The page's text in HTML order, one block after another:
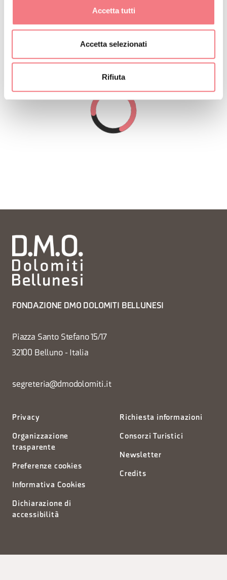
Accetta tutti
Accetta selezionati
Rifiuta
FONDAZIONE DMO DOLOMITI BELLUNESI
Piazza Santo Stefano 15/17
32100 Belluno - Italia
segreteria@dmodolomiti.it
Privacy
Organizzazione
trasparente
Preferenze cookies
Informativa Cookies
Dichiarazione di
accessibilità
Richiesta informazioni
Consorzi Turistici
Newsletter
Credits